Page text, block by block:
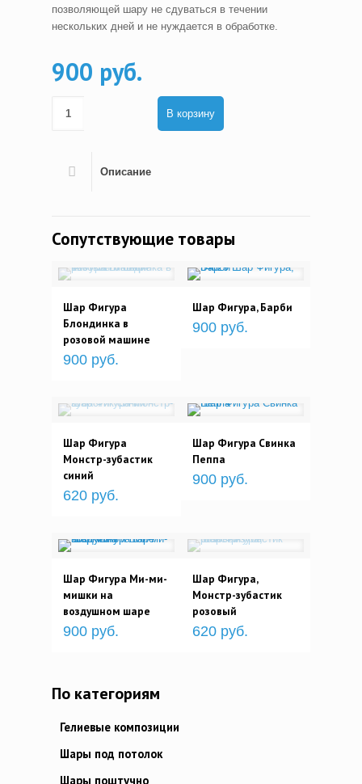
позволяющей шару не сдуваться в течении
нескольких дней и не нуждается в обработке.
900 руб.
В корзину
Описание
Сопутствующие товары
Шар Фигура
Блондинка в
розовой машине
900 руб.
Шар Фигура, Барби
900 руб.
Шар Фигура
Монстр-зубастик
синий
620 руб.
Шар Фигура Свинка
Пеппа
900 руб.
Шар Фигура Ми-ми-
мишки на
воздушном шаре
900 руб.
Шар Фигура,
Монстр-зубастик
розовый
620 руб.
По категориям
Гелиевые композиции
Шары под потолок
Шары поштучно